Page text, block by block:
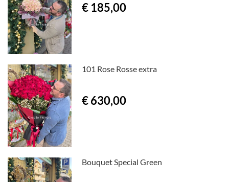
€ 185,00
101 Rose Rosse extra
€ 630,00
Bouquet Special Green